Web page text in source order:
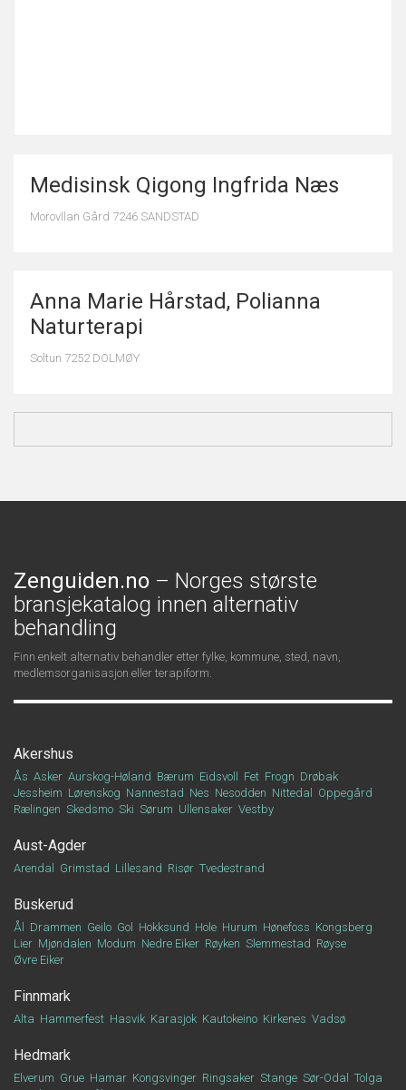
Medisinsk Qigong Ingfrida Næs
Morovllan Gård 7246 SANDSTAD
Anna Marie Hårstad, Polianna
Naturterapi
Soltun 7252 DOLMØY
Zenguiden.no – Norges største
bransjekatalog innen alternativ
behandling
Finn enkelt alternativ behandler etter fylke, kommune, sted, navn,
medlemsorganisasjon eller terapiform.
Akershus
Ås Asker Aurskog-Høland Bærum Eidsvoll Fet Frogn Drøbak
Jessheim Lørenskog Nannestad Nes Nesodden Nittedal
Oppegård
Rælingen Skedsmo Ski Sørum Ullensaker Vestby
Aust-Agder
Arendal Grimstad Lillesand Risør Tvedestrand
Buskerud
Ål Drammen Geilo Gol Hokksund Hole Hurum Hønefoss Kongsberg
Lier Mjøndalen Modum Nedre Eiker Røyken Slemmestad Røyse
Øvre Eiker
Finnmark
Alta Hammerfest Hasvik Karasjok Kautokeino Kirkenes Vadsø
Hedmark
Elverum Grue Hamar Kongsvinger Ringsaker Stange Sør-Odal
Tolga